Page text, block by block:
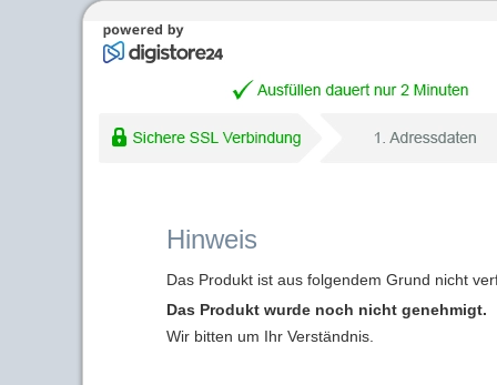
Hinweis
Das Produkt ist aus folgendem Grund nicht
Das Produkt wurde noch nicht genehmigt.
Wir bitten um Ihr Verständnis.